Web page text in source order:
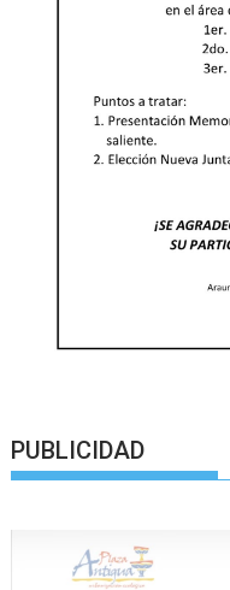
PUBLICIDAD